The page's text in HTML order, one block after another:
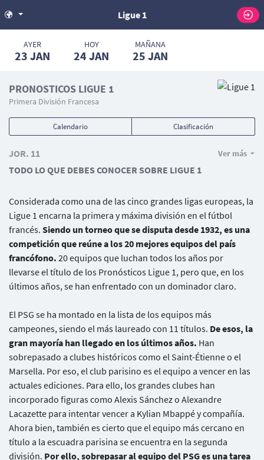
Ligue 1
AYER
23 JAN
HOY
24 JAN
MAÑANA
25 JAN
PRONOSTICOS LIGUE 1
Primera División Francesa
Calendario Clasificación
JOR. 11 Ver más
TODO LO QUE DEBES CONOCER SOBRE LIGUE 1
Considerada como una de las cinco grandes ligas europeas, la
Ligue 1 encarna la primera y máxima división en el fútbol
francés. Siendo un torneo que se disputa desde 1932, es una
competición que reúne a los 20 mejores equipos del país
francófono. 20 equipos que luchan todos los años por
llevarse el título de los Pronósticos Ligue 1, pero que, en los
últimos años, se han enfrentado con un dominador claro.
El PSG se ha montado en la lista de los equipos más
campeones, siendo el más laureado con 11 títulos. De esos, la
gran mayoría han llegado en los últimos años. Han
sobrepasado a clubes históricos como el Saint-Étienne o el
Marsella. Por eso, el club parisino es el equipo a vencer en las
actuales ediciones. Para ello, los grandes clubes han
incorporado figuras como Alexis Sánchez o Alexandre
Lacazette para intentar vencer a Kylian Mbappé y compañía.
Ahora bien, también es cierto que el equipo más cercano en
título a la escuadra parisina se encuentra en la segunda
división. Por ello, sobrepasar al equipo del PSG es una tarea